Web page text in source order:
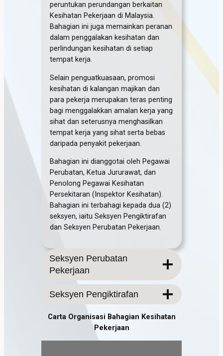
peruntukan perundangan berkaitan
Kesihatan Pekerjaan di Malaysia.
Bahagian ini juga memainkan peranan
dalam penggalakan kesihatan dan
perlindungan kesihatan di setiap
tempat kerja.
Selain penguatkuasaan, promosi
kesihatan di kalangan majikan dan
para pekerja merupakan teras penting
bagi menggalakkan amalan kerja yang
sihat dan seterusnya menghasilkan
tempat kerja yang sihat serta bebas
daripada penyakit pekerjaan.
Bahagian ini dianggotai oleh Pegawai
Perubatan, Ketua Jururawat, dan
Penolong Pegawai Kesihatan
Persekitaran (Inspektor Kesihatan).
Bahagian ini terbahagi kepada dua (2)
seksyen, iaitu Seksyen Pengiktirafan
dan Seksyen Perubatan Pekerjaan.
Seksyen Perubatan
Pekerjaan
Seksyen Pengiktirafan
Carta Organisasi Bahagian Kesihatan
Pekerjaan